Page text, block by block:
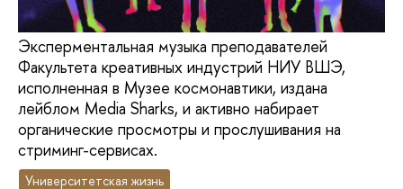
Эксперментальная музыка преподавателей
Факультета креативных индустрий НИУ ВШЭ,
исполненная в Музее космонавтики, издана
лейблом Media Sharks, и активно набирает
органические просмотры и прослушивания на
стриминг-сервисах.
Университетская жизнь